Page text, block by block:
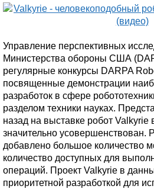
Управление перспективных
Министерства обороны США
регулярные конкурсы DARPA
посвященные демонстрации
разработок в сфере
разделом техники науках.
назад на выставке робот
значительно усовершенствован.
добавлено большое количество
количество доступных для
операций. Проект Valkyrie в
приоритетной разработкой для